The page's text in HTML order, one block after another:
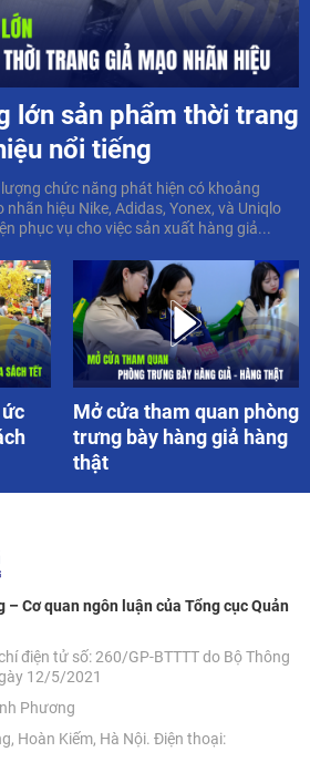
lớn sản phẩm thời trang
nổi tiếng
chức năng phát hiện có khoảng
hiệu Nike, Adidas, Yonex, và Uniqlo
phục vụ cho việc sản xuất hàng giả...
Mở cửa tham quan phòng
trưng bày hàng giả hàng
thật
Cơ quan ngôn luận của Tổng cục Quản
điện tử số: 260/GP-BTTTT do Bộ Thông
12/5/2021
Phương
Hoàn Kiếm, Hà Nội. Điện thoại: